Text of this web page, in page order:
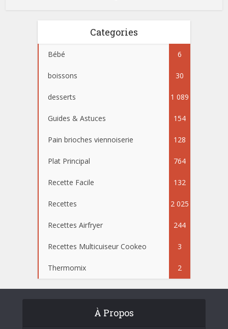
Categories
Bébé 6
boissons 30
desserts 1 089
Guides & Astuces 154
Pain brioches viennoiserie 128
Plat Principal 764
Recette Facile 132
Recettes 2 025
Recettes Airfryer 244
Recettes Multicuiseur Cookeo 3
Thermomix 2
À Propos